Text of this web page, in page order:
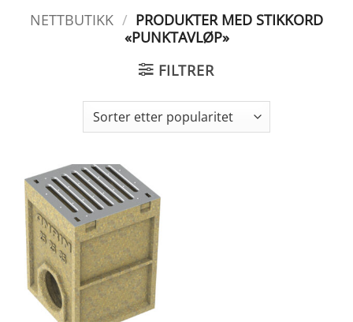
NETTBUTIKK / PRODUKTER MED STIKKORD
«PUNKTAVLØP»
FILTRER